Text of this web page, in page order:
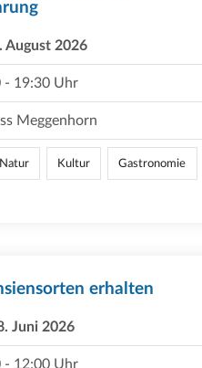
August 2026
- 19:30 Uhr
Meggenhorn
Natur Kultur Gastronomie
erhalten
Juni 2026
- 12:00 Uhr